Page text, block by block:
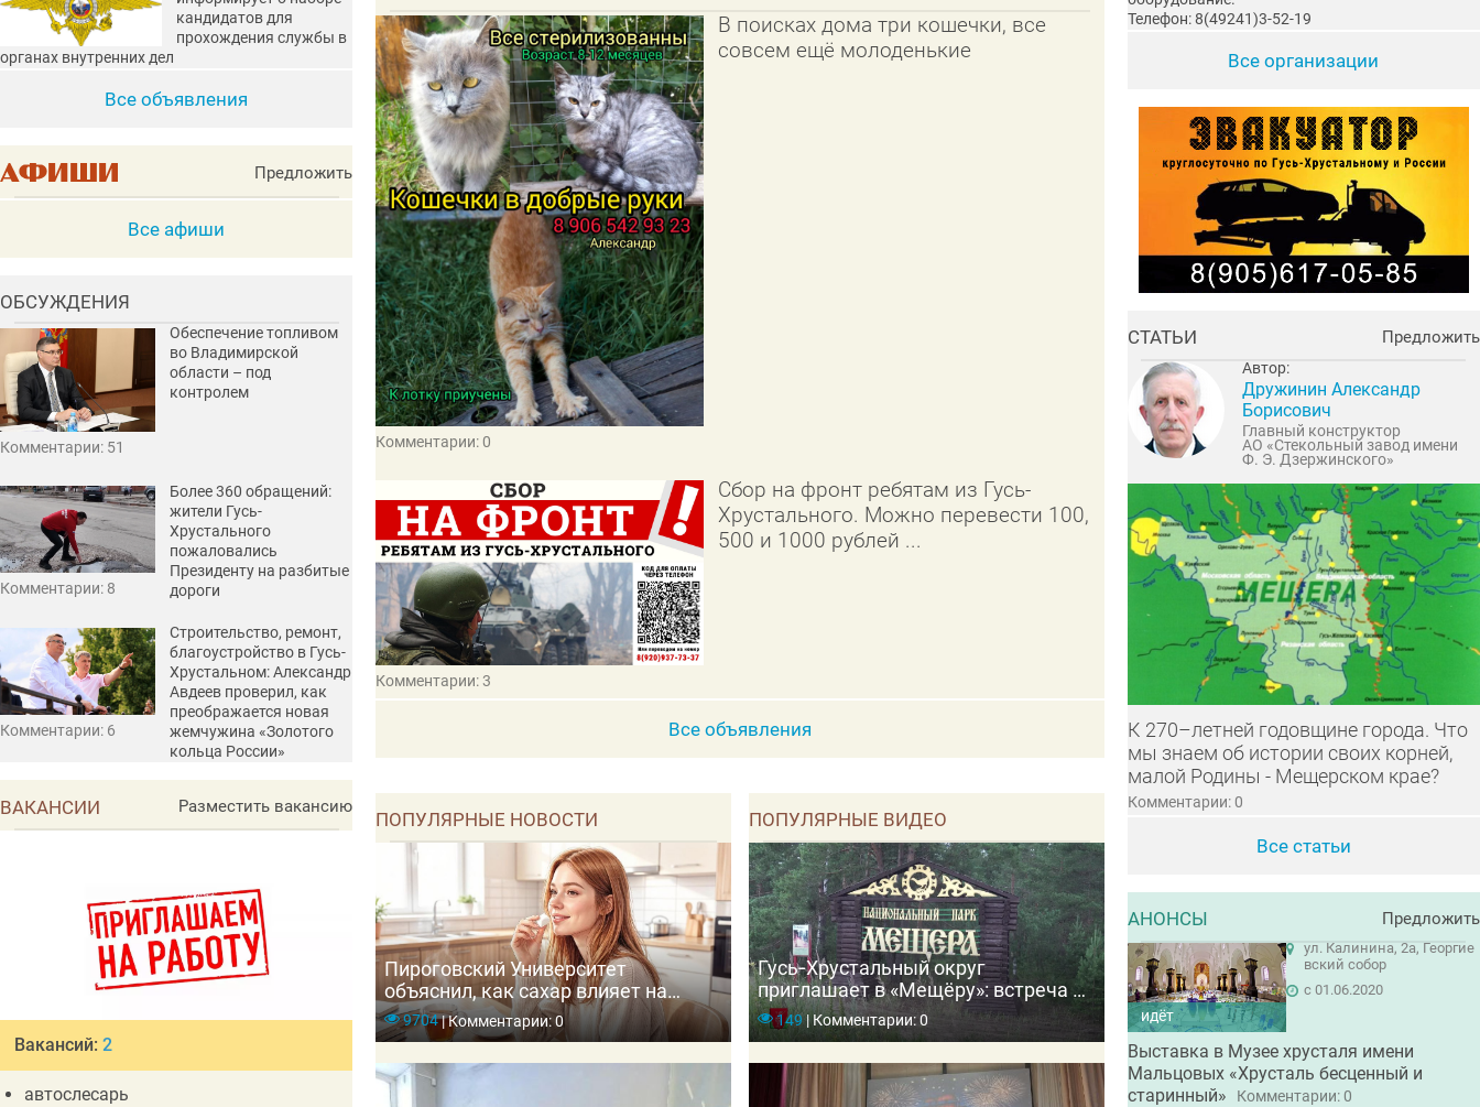
В поисках дома три кошечки, все
совсем ещё молоденькие
Комментарии: 0
Сбор на фронт ребятам из Гусь-
Хрустального. Можно перевести 100,
500 и 1000 рублей ...
Комментарии: 3
Все объявления
ПОПУЛЯРНЫЕ НОВОСТИ
Пироговский Университет
объяснил, как сахар влияет на
организм и приводит к диабету
9704|Комментарии: 0
ПОПУЛЯРНЫЕ ВИДЕО
Гусь‑Хрустальный округ
приглашает в «Мещёру»: встреча с
зубрами и погружение в прошлое
149|Комментарии: 0
кандидатов для
прохождения службы в
органах внутренних дел
Все объявления
Предложить
Все афиши
ОБСУЖДЕНИЯ
Обеспечение топливом
во Владимирской
области – под
контролем
Комментарии: 51
Более 360 обращений:
жители Гусь-
Хрустального
пожаловались
Президенту на разбитые
дороги
Комментарии: 8
Строительство, ремонт,
благоустройство в Гусь-
Хрустальном: Александр
Авдеев проверил, как
преображается новая
жемчужина «Золотого
кольца России»
Комментарии: 6
ВАКАНСИИ Разместить вакансию
Вакансий: 2
автослесарь
Телефон: 8(49241)3-52-19
Все организации
СТАТЬИ Предложить
Автор:
Дружинин Александр
Борисович
Главный конструктор
АО «Стекольный завод имени
Ф. Э. Дзержинского»
К 270–летней годовщине города. Что
мы знаем об истории своих корней,
малой Родины - Мещерском крае?
Комментарии: 0
Все статьи
АНОНСЫ Предложить
идёт
ул. Калинина, 2а, Георгие
вский собор
c 01.06.2020
Выставка в Музее хрусталя имени
Мальцовых «Хрусталь бесценный и
старинный»
Комментарии: 0